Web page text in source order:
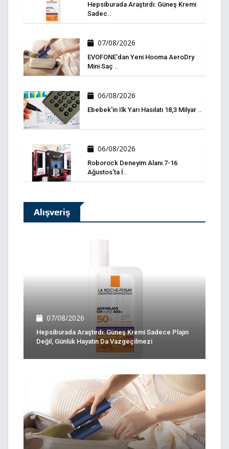
Hepsiburada Araştırdı: Güneş Kremi
Sadec..
07/08/2026
EVOFONE’dan Yeni Hooma AeroDry
Mini Saç ..
06/08/2026
Ebebek'in Ilk Yarı Hasılatı 18,3 Milyar ..
06/08/2026
Roborock Deneyim Alanı 7-16
Ağustos'ta İ..
Alışveriş
07/08/2026
Hepsiburada Araştırdı: Güneş Kremi Sadece Plajın
Değil, Günlük Hayatın Da Vazgeçilmezi